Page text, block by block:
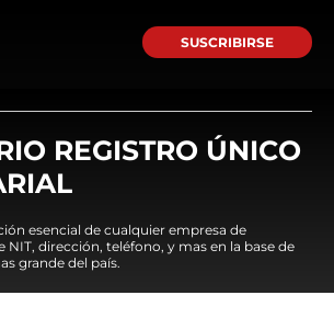
SUSCRIBIRSE
REGISTRO ÚNICO
esencial de cualquier empresa de
dirección, teléfono, y mas en la base de
grande del país.